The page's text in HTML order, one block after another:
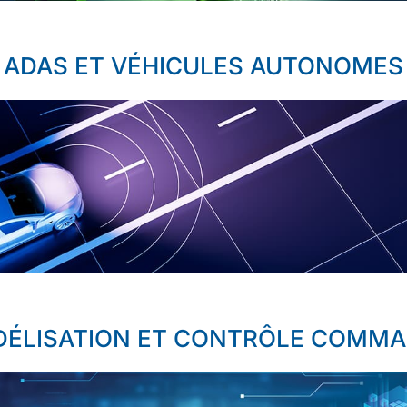
ADAS ET VÉHICULES AUTONOMES
ET CONTRÔLE